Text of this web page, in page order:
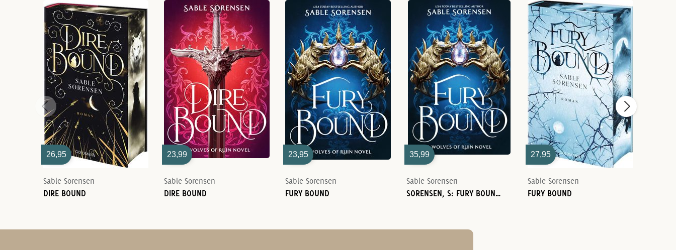
26,95
Sable Sorensen
DIRE BOUND
23,99
Sable Sorensen
DIRE BOUND
23,95
Sable Sorensen
FURY BOUND
35,99
Sable Sorensen
SORENSEN, S: FURY BOUND (STANDARD EDITION)
27,95
Sable Sorensen
FURY BOUND